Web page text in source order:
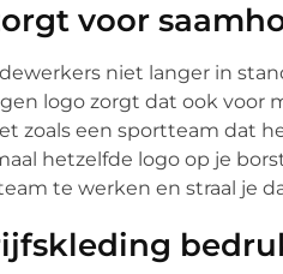
voor
niet langer in
logo zorgt dat ook voor
zoals een sportteam dat
hetzelfde logo op je
te werken en straal je